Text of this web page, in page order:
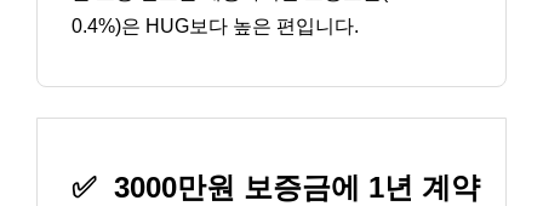
0.4%)은 HUG보다 높은 편입니다.
✅ 3000만원 보증금에 1년 계약